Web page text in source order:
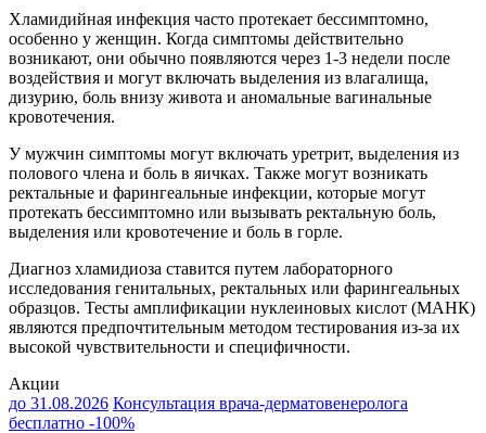
Хламидийная инфекция часто протекает бессимптомно,
особенно у женщин. Когда симптомы действительно
возникают, они обычно появляются через 1-3 недели после
воздействия и могут включать выделения из влагалища,
дизурию, боль внизу живота и аномальные вагинальные
кровотечения.
У мужчин симптомы могут включать уретрит, выделения из
полового члена и боль в яичках. Также могут возникать
ректальные и фарингеальные инфекции, которые могут
протекать бессимптомно или вызывать ректальную боль,
выделения или кровотечение и боль в горле.
Диагноз хламидиоза ставится путем лабораторного
исследования генитальных, ректальных или фарингеальных
образцов. Тесты амплификации нуклеиновых кислот (МАНК)
являются предпочтительным методом тестирования из-за их
высокой чувствительности и специфичности.
Акции
до 31.08.2026 Консультация врача-дерматовенеролога
бесплатно -100%